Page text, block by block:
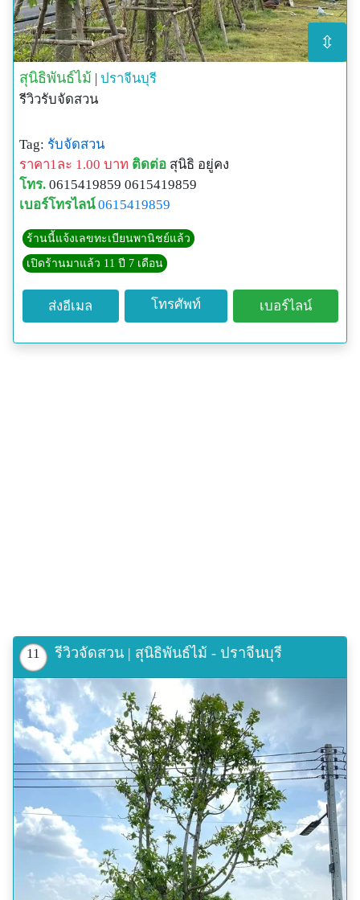
⇳
สุนิธิพันธ์ไม้ | ปราจีนบุรี
รีวิวรับจัดสวน
Tag: รับจัดสวน
ราคา1ละ 1.00 บาท ติดต่อ สุนิธิ อยู่คง
โทร. 0615419859 0615419859
เบอร์โทรไลน์ 0615419859
ร้านนี้แจ้งเลขทะเบียนพานิชย์แล้ว
เปิดร้านมาแล้ว 11 ปี 7 เดือน
ส่งอีเมล โทรศัพท์ เบอร์ไลน์
11 รีวิวจัดสวน | สุนิธิพันธ์ไม้ - ปราจีนบุรี